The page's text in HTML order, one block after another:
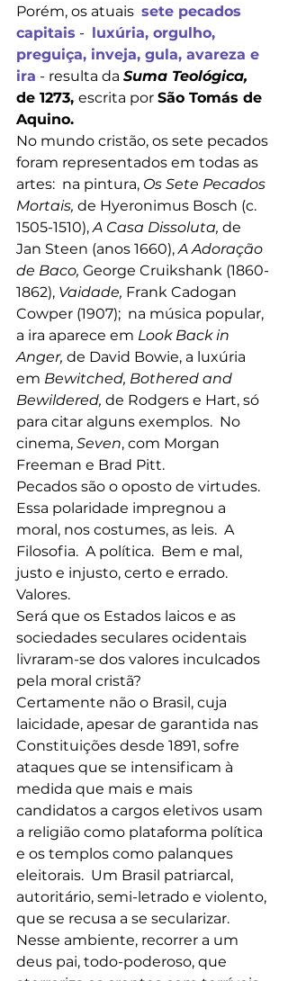
Porém, os atuais sete pecados
capitais -
luxúria, orgulho,
preguiça, inveja, gula, avareza e
ira - resulta da Suma Teológica,
de 1273, escrita por São Tomás de
Aquino.
No mundo cristão, os sete pecados
foram representados em todas as
artes:  na pintura, Os Sete Pecados
Mortais, de Hyeronimus Bosch (c.
1505-1510), A Casa Dissoluta, de
Jan Steen (anos 1660), A Adoração
de Baco, George Cruikshank (1860-
1862), Vaidade, Frank Cadogan
Cowper (1907);  na música popular,
a ira aparece em Look Back in
Anger, de David Bowie, a luxúria
em Bewitched, Bothered and
Bewildered, de Rodgers e Hart, só
para citar alguns exemplos.  No
cinema, Seven, com Morgan
Freeman e Brad Pitt.
Pecados são o oposto de virtudes.
Essa polaridade impregnou a
moral, nos costumes, as leis.  A
Filosofia.  A política.  Bem e mal,
justo e injusto, certo e errado.
Valores.
Será que os Estados laicos e as
sociedades seculares ocidentais
livraram-se dos valores inculcados
pela moral cristã?
Certamente não o Brasil, cuja
laicidade, apesar de garantida nas
Constituições desde 1891, sofre
ataques que se intensificam à
medida que mais e mais
candidatos a cargos eletivos usam
a religião como plataforma política
e os templos como palanques
eleitorais.  Um Brasil patriarcal,
autoritário, semi-letrado e violento,
que se recusa a se secularizar.
Nesse ambiente, recorrer a um
deus pai, todo-poderoso, que